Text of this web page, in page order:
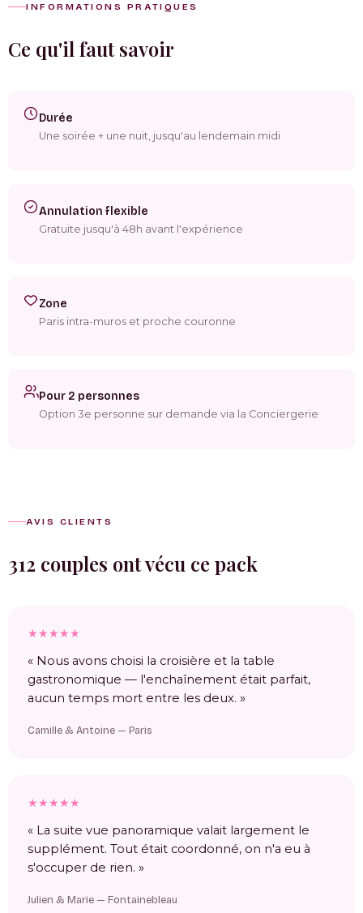
INFORMATIONS PRATIQUES
Ce qu'il faut savoir
Durée
Une soirée + une nuit, jusqu'au lendemain midi
Annulation flexible
Gratuite jusqu'à 48h avant l'expérience
Zone
Paris intra-muros et proche couronne
Pour 2 personnes
Option 3e personne sur demande via la Conciergerie
AVIS CLIENTS
312 couples ont vécu ce pack
★★★★★
« Nous avons choisi la croisière et la table
gastronomique — l'enchaînement était parfait,
aucun temps mort entre les deux. »
Camille & Antoine — Paris
★★★★★
« La suite vue panoramique valait largement le
supplément. Tout était coordonné, on n'a eu à
s'occuper de rien. »
Julien & Marie — Fontainebleau